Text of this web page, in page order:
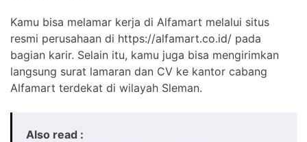
Kamu bisa melamar kerja di Alfamart melalui situs
resmi perusahaan di https://alfamart.co.id/ pada
bagian karir. Selain itu, kamu juga bisa mengirimkan
langsung surat lamaran dan CV ke kantor cabang
Alfamart terdekat di wilayah Sleman.
Also read :